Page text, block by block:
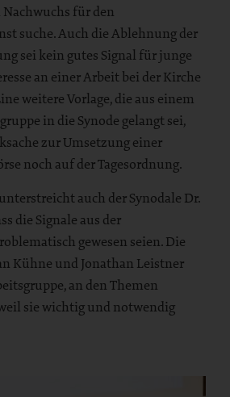
für den
suche. Auch die Ablehnung der
sei kein gutes Signal für junge
an einer Arbeit bei der Kirche
weitere Vorlage, die aus einem
in die Synode gelangt sei,
zur Umsetzung einer
noch auf der Tagesordnung.
auch der Synodale Dr.
die Signale aus der
gewesen seien. Die
Kühne und Jonathan Leistner
an den Themen
sie wichtig und notwendig